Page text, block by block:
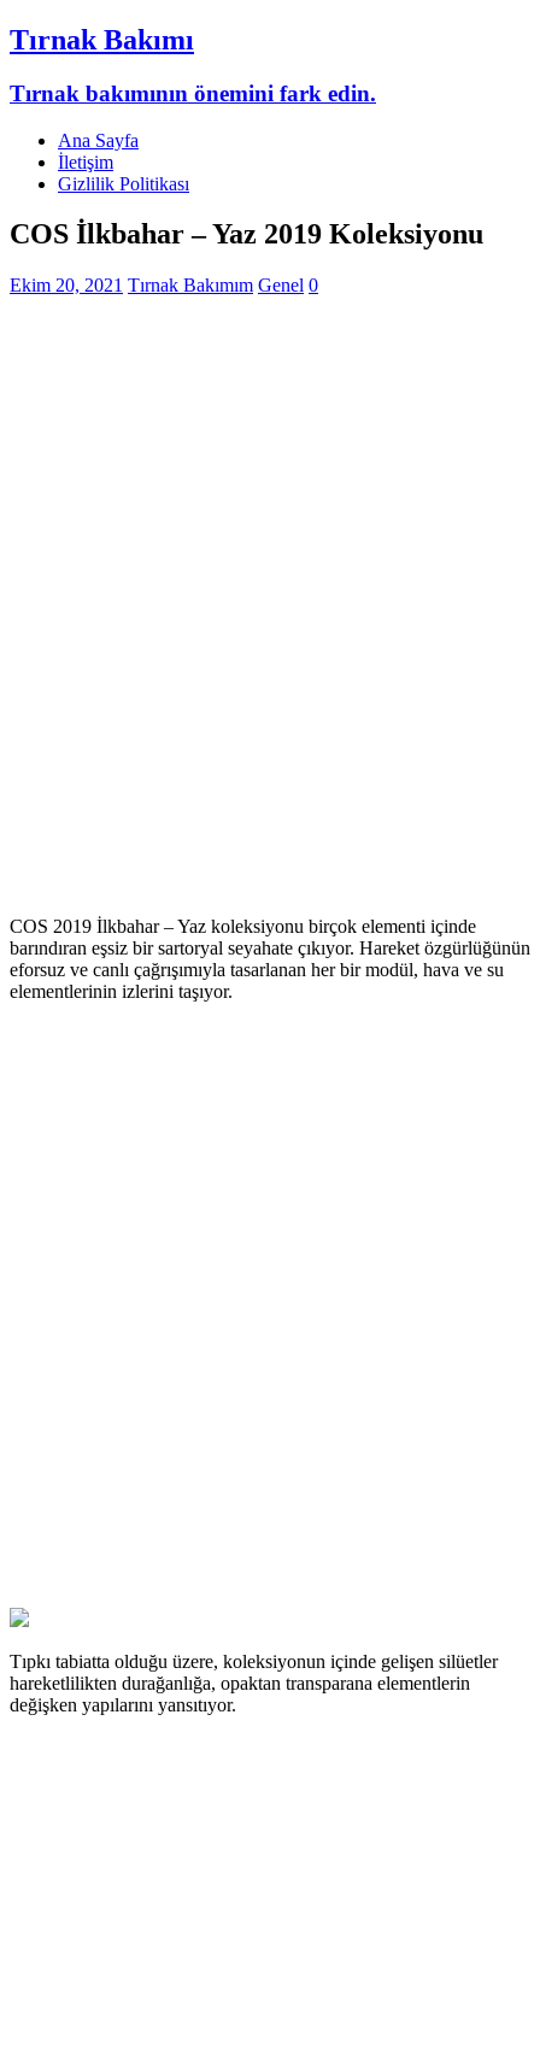
Tırnak Bakımı
Tırnak bakımının önemini fark edin.
Ana Sayfa
İletişim
Gizlilik Politikası
COS İlkbahar – Yaz 2019 Koleksiyonu
Ekim 20, 2021 Tırnak Bakımım Genel 0
COS 2019 İlkbahar – Yaz koleksiyonu birçok elementi içinde
barındıran eşsiz bir sartoryal seyahate çıkıyor. Hareket özgürlüğünün
eforsuz ve canlı çağrışımıyla tasarlanan her bir modül, hava ve su
elementlerinin izlerini taşıyor.
Tıpkı tabiatta olduğu üzere, koleksiyonun içinde gelişen silüetler
hareketlilikten durağanlığa, opaktan transparana elementlerin
değişken yapılarını yansıtıyor.